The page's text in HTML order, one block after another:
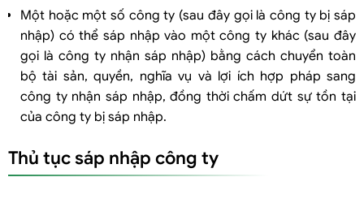
Một hoặc một số công ty (sau đây gọi là công ty bị sáp
nhập) có thể sáp nhập vào một công ty khác (sau đây
gọi là công ty nhận sáp nhập) bằng cách chuyển toàn
bộ tài sản, quyền, nghĩa vụ và lợi ích hợp pháp sang
công ty nhận sáp nhập, đồng thời chấm dứt sự tồn tại
của công ty bị sáp nhập.
Thủ tục sáp nhập công ty